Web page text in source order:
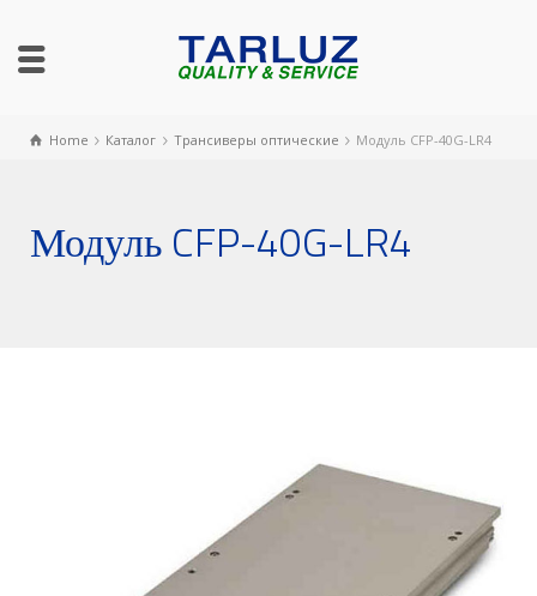
Home Каталог Трансиверы оптические Модуль CFP-40G-LR4
Модуль CFP-40G-LR4